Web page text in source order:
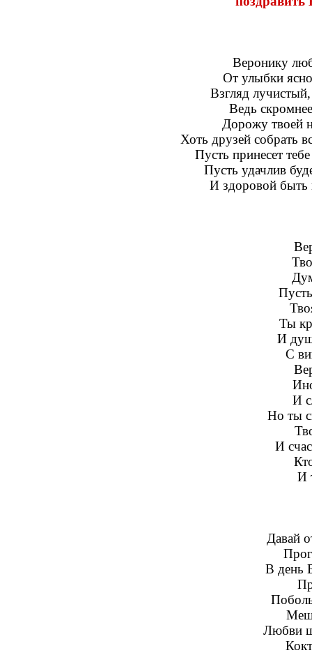
Веронику
От улыбки
Взгляд
Ведь
Дорожу твоей
Хоть друзей собрать
Пусть принесет
Пусть удачлив
И здоровой быть
Ты
И
С
И
Но ты
И
И
Давай
В день
Любви